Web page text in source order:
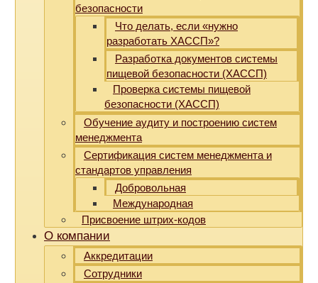
безопасности
Что делать, если «нужно
разработать ХАССП»?
Разработка документов системы
пищевой безопасности (ХАССП)
Проверка системы пищевой
безопасности (ХАССП)
Обучение аудиту и построению систем
менеджмента
Сертификация систем менеджмента и
стандартов управления
Добровольная
Международная
Присвоение штрих-кодов
О компании
Аккредитации
Сотрудники